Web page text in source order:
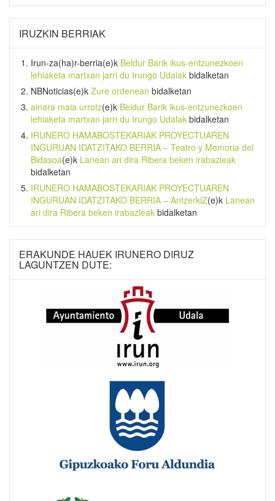
IRUZKIN BERRIAK
Irun-za(ha)r-berria(e)k Beldur Barik ikus-entzunezkoen
lehiaketa martxan jarri du Irungo Udalak bidalketan
NBNoticias(e)k Zure ordenean bidalketan
ainara maia urrotz(e)k Beldur Barik ikus-entzunezkoen
lehiaketa martxan jarri du Irungo Udalak bidalketan
IRUNERO HAMABOSTEKARIAK PROYECTUAREN
INGURUAN IDATZITAKO BERRIA – Teatro y Memoria del
Bidasoa(e)k Lanean ari dira Ribera beken irabazleak
bidalketan
IRUNERO HAMABOSTEKARIAK PROYECTUAREN
INGURUAN IDATZITAKO BERRIA – AntzerkiZ(e)k Lanean
ari dira Ribera beken irabazleak bidalketan
ERAKUNDE HAUEK IRUNERO DIRUZ
LAGUNTZEN DUTE: